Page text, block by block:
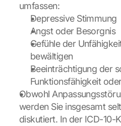
umfassen:
Depressive Stimmung
Angst oder Besorgnis
Gefühle der
bewältigen
Beeinträchtigung der
Funktionsfähigkeit
Obwohl
werden Sie insgesamt
diskutiert. In der ICD-10-
M
a
s
-
K
a
r
t
e
z
u